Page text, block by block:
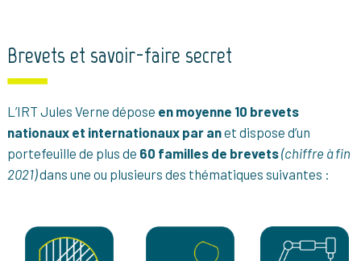
Brevets et savoir-faire secret
L’IRT Jules Verne dépose en moyenne 10 brevets
nationaux et internationaux par anet dispose d’un
portefeuille de plus de 60 familles de brevets(chiffre à fin
2021)dans une ou plusieurs des thématiques suivantes :